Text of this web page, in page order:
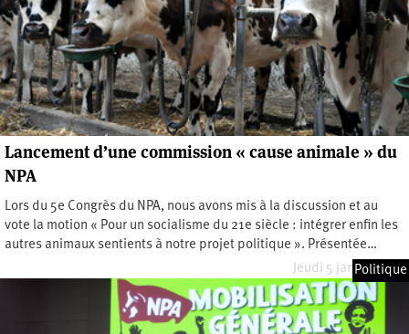
Lancement d’une commission « cause animale » du
NPA
Lors du 5e Congrès du NPA, nous avons mis à la discussion et au
vote la motion « Pour un socialisme du 21e siècle : intégrer enfin les
autres animaux sentients à notre projet politique ». Présentée…
Jeudi 5 janvier 2023
Politique